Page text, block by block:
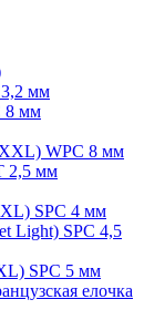
мм
8 мм
WPC 8 мм
2,5 мм
SPC 4 мм
Light) SPC 4,5
SPC 5 мм
елочка